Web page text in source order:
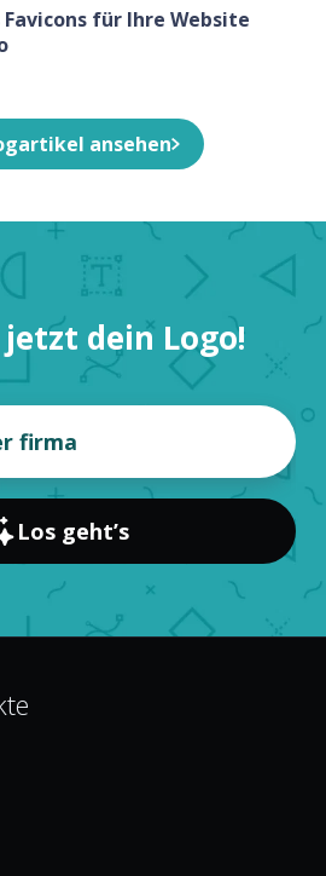
für Ihre Website
ansehen
dein Logo!
Los geht’s